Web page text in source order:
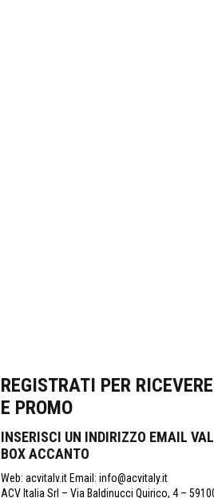
REGISTRATI PER
E PROMO
INSERISCI UN INDIRIZZO EMAIL
BOX ACCANTO
Web: acvitalv.it Email: info@acvitaly.it
ACV Italia Srl – Via Baldinucci Quirico, 4 –